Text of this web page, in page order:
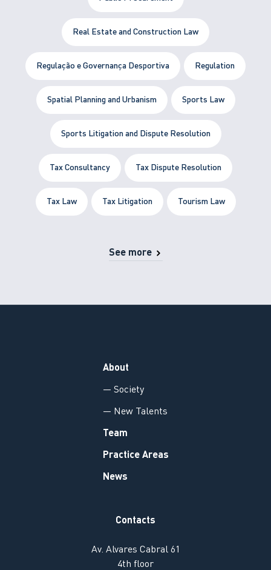
Real Estate and Construction Law
Regulação e Governança Desportiva Regulation
Spatial Planning and Urbanism Sports Law
Sports Litigation and Dispute Resolution
Tax Consultancy Tax Dispute Resolution
Tax Law Tax Litigation Tourism Law
See more
About
— Society
— New Talents
Team
Practice Areas
News
Contacts
Av. Alvares Cabral 61
4th floor